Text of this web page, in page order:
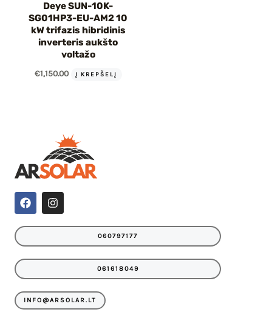
Deye SUN-10K-
SG01HP3-EU-AM2 10
kW trifazis hibridinis
inverteris aukšto
voltažo
€1,150.00 Į KREPŠELĮ
F
a
e
o
I
n
t
r
060797177
061618049
INFO@ARSOLAR.LT